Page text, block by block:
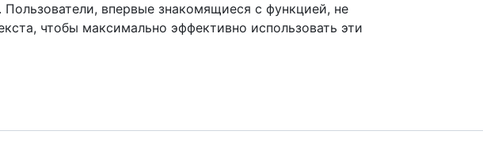
впервые знакомящиеся с функцией, не
чтобы максимально эффективно использовать эти